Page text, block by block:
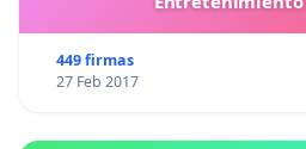
449 firmas
27 Feb 2017